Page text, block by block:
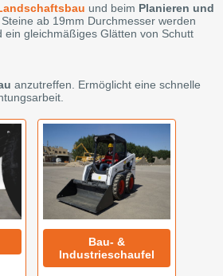
und beim Planieren und
ab 19mm Durchmesser werden
ein gleichmäßiges Glätten von Schutt
anzutreffen. Ermöglicht eine schnelle
Bau- &
Industrieschaufel